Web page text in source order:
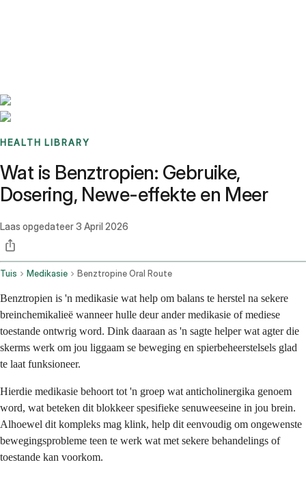
HEALTH LIBRARY
Wat is Benztropien: Gebruike,
Dosering, Newe-effekte en Meer
Laas opgedateer3 April 2026
Tuis Medikasie Benztropine Oral Route
Benztropien is 'n medikasie wat help om balans te herstel na sekere
breinchemikalieë wanneer hulle deur ander medikasie of mediese
toestande ontwrig word. Dink daaraan as 'n sagte helper wat agter die
skerms werk om jou liggaam se beweging en spierbeheerstelsels glad
te laat funksioneer.
Hierdie medikasie behoort tot 'n groep wat anticholinergika genoem
word, wat beteken dit blokkeer spesifieke senuweeseine in jou brein.
Alhoewel dit kompleks mag klink, help dit eenvoudig om ongewenste
bewegingsprobleme teen te werk wat met sekere behandelings of
toestande kan voorkom.